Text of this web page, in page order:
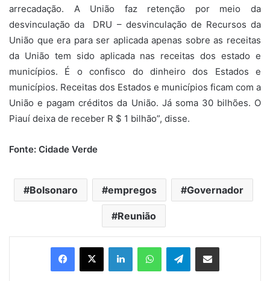
arrecadação. A União faz retenção por meio da
desvinculação da DRU – desvinculação de Recursos da
União que era para ser aplicada apenas sobre as receitas
da União tem sido aplicada nas receitas dos estado e
municípios. É o confisco do dinheiro dos Estados e
municípios. Receitas dos Estados e municípios ficam com a
União e pagam créditos da União. Já soma 30 bilhões. O
Piauí deixa de receber R $ 1 bilhão”, disse.
Fonte: Cidade Verde
Bolsonaro empregos Governador
Reunião
Telegram